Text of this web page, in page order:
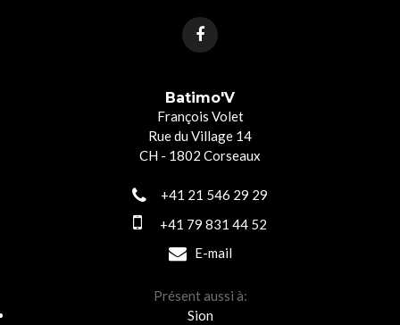
Batimo'V
François Volet
Rue du Village 14
CH - 1802 Corseaux
+41 21 546 29 29
+41 79 831 44 52
E-mail
Présent aussi à:
Sion